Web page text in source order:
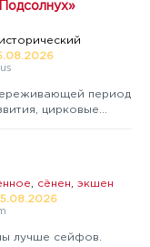
историю, начатую
лучше…
период
цирковые
всей страны
Circus Collection, где
за…
, сёнен, экшен
лучше сейфов.